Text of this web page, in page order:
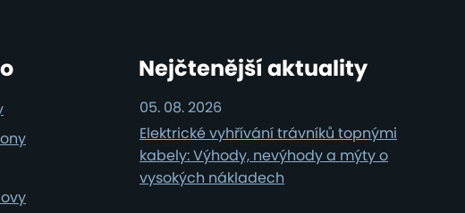
Nejčtenější aktuality
Elektrické vyhřívání trávníků topnými
kabely: Výhody, nevýhody a mýty o
vysokých nákladech
05. 08. 2026